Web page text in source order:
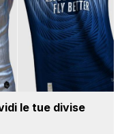
le tue divise